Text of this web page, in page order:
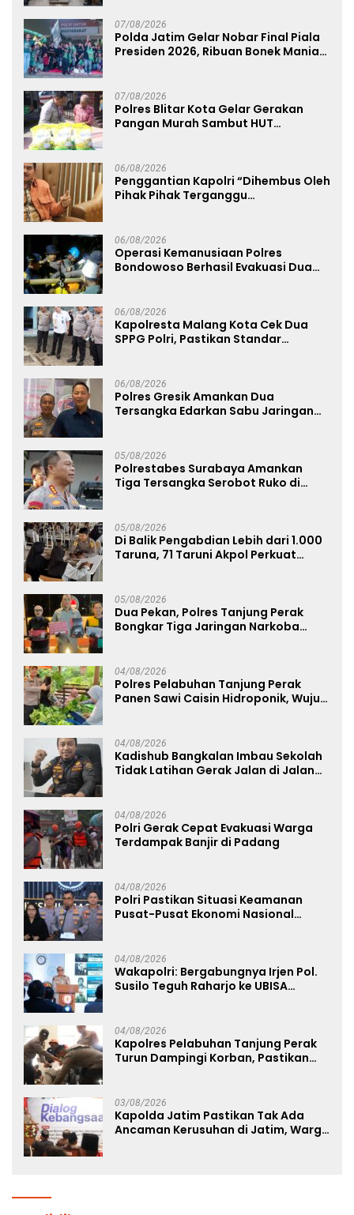
07/08/2026
Polda Jatim Gelar Nobar Final Piala
Presiden 2026, Ribuan Bonek Mania
07/08/2026
Polres Blitar Kota Gelar Gerakan
Pangan Murah Sambut HUT
06/08/2026
Penggantian Kapolri “Dihembus Oleh
Pihak Pihak Terganggu
06/08/2026
Operasi Kemanusiaan Polres
Bondowoso Berhasil Evakuasi Dua
06/08/2026
Kapolresta Malang Kota Cek Dua
SPPG Polri, Pastikan Standar
06/08/2026
Polres Gresik Amankan Dua
Tersangka Edarkan Sabu Jaringan
05/08/2026
Polrestabes Surabaya Amankan
Tiga Tersangka Serobot Ruko di
05/08/2026
Di Balik Pengabdian Lebih dari 1.000
Taruna, 71 Taruni Akpol Perkuat
05/08/2026
Dua Pekan, Polres Tanjung Perak
Bongkar Tiga Jaringan Narkoba
04/08/2026
Polres Pelabuhan Tanjung Perak
Panen Sawi Caisin Hidroponik, Wujud
04/08/2026
Kadishub Bangkalan Imbau Sekolah
Tidak Latihan Gerak Jalan di Jalan
04/08/2026
Polri Gerak Cepat Evakuasi Warga
Terdampak Banjir di Padang
04/08/2026
Polri Pastikan Situasi Keamanan
Pusat-Pusat Ekonomi Nasional
04/08/2026
Wakapolri: Bergabungnya Irjen Pol.
Susilo Teguh Raharjo ke UBISA
04/08/2026
Kapolres Pelabuhan Tanjung Perak
Turun Dampingi Korban, Pastikan
03/08/2026
Kapolda Jatim Pastikan Tak Ada
Ancaman Kerusuhan di Jatim, Warga